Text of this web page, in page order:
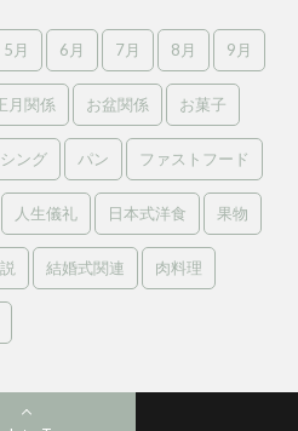
5月 6月 7月 8月 9月
月関係 お盆関係 お菓子
ング パン ファストフード
人生儀礼 日本式洋食 果物
結婚式関連 肉料理